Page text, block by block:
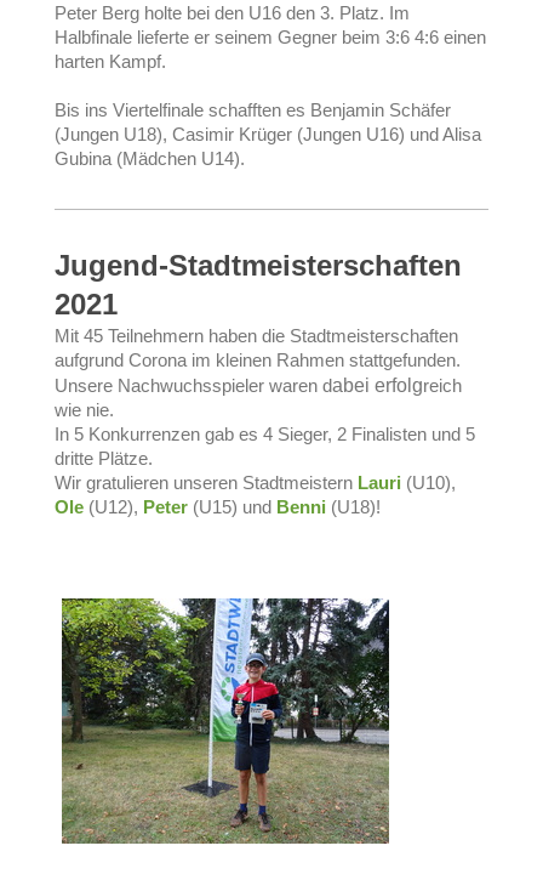
Peter Berg holte bei den U16 den 3. Platz. Im
Halbfinale lieferte er seinem Gegner beim 3:6 4:6 einen
harten Kampf.
Bis ins Viertelfinale schafften es Benjamin Schäfer
(Jungen U18), Casimir Krüger (Jungen U16) und Alisa
Gubina (Mädchen U14).
Jugend-Stadtmeisterschaften
2021
Mit 45 Teilnehmern haben die Stadtmeisterschaften
aufgrund Corona im kleinen Rahmen stattgefunden.
Unsere Nachwuchsspieler waren dabei erfolgreich
wie nie.
In 5 Konkurrenzen gab es 4 Sieger, 2 Finalisten und 5
dritte Plätze.
Wir gratulieren unseren Stadtmeistern Lauri (U10),
Ole (U12), Peter (U15) und Benni (U18)!